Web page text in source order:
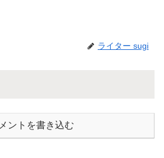
ライター sugi
ントを書き込む